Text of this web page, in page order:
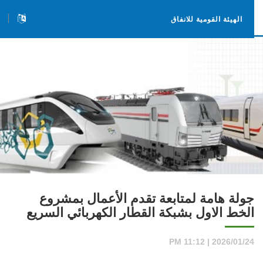
الهيئة القومية للانفاق
جولة هامة لمتابعة تقدم الأعمال بمشروع
الخط الاول بشبكة القطار الكهربائي السريع
2026/01/24 | 11:12 PM